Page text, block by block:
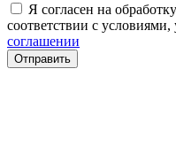
Я согласен на
соответствии с
соглашении